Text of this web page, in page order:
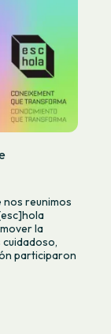
nos reunimos
la
participaron